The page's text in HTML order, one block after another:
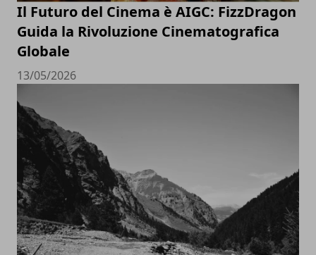
Il Futuro del Cinema è AIGC: FizzDragon
Guida la Rivoluzione Cinematografica
Globale
13/05/2026